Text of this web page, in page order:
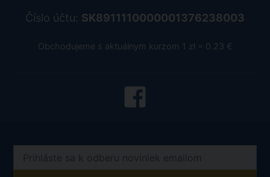
Číslo účtu: SK8911110000001376238003
Obchodujeme s aktuálnym kurzom 1 zł = 0.23 €